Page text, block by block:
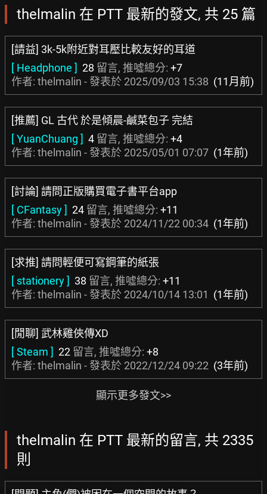
thelmalin 在 PTT 最新的發文, 共 25 篇
[請益] 3k-5k附近對耳壓比較友好的耳道
[ Headphone ] 28 留言, 推噓總分: +7
作者: thelmalin - 發表於 2025/09/03 15:38 (11月前)
[推薦] GL 古代 於是傾晨-鹹菜包子 完結
[ YuanChuang ] 4 留言, 推噓總分: +4
作者: thelmalin - 發表於 2025/05/01 07:07 (1年前)
[討論] 請問正版購買電子書平台app
[ CFantasy ] 24 留言, 推噓總分: +11
作者: thelmalin - 發表於 2024/11/22 00:34 (1年前)
[求推] 請問輕便可寫鋼筆的紙張
[ stationery ] 38 留言, 推噓總分: +11
作者: thelmalin - 發表於 2024/10/14 13:01 (1年前)
[閒聊] 武林雞俠傳XD
[ Steam ] 22 留言, 推噓總分: +8
作者: thelmalin - 發表於 2022/12/24 09:22 (3年前)
顯示更多發文>>
thelmalin 在 PTT 最新的留言, 共 2335
則